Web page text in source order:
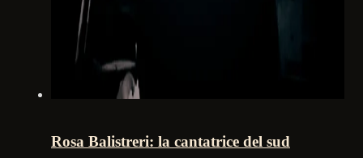
Rosa Balistreri: la cantatrice del sud